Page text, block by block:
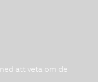
att veta om de